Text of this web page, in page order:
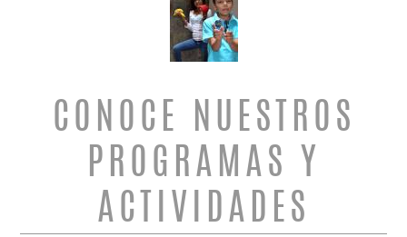
CONOCE NUESTROS
PROGRAMAS Y
ACTIVIDADES